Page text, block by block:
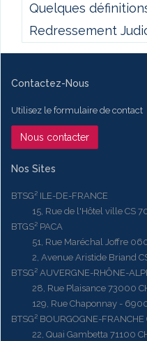
Quelques
Redressement
Contactez-Nous
Utilisez le formulaire de contact
Nous contacter
Nos Sites
BTSG² ILE-DE-FRANCE
15, Rue de l'Hôtel ville CS
BTGS² PACA
51, Rue Maréchal Joffre
2, Avenue Aristide Briand CS
BTSG² AUVERGNE-RHÔNE-
28, Rue Plaisance 73000
129, Rue Chaponnay -
BTSG² BOURGOGNE-FRANCHE
22, Quai Gambetta 71100